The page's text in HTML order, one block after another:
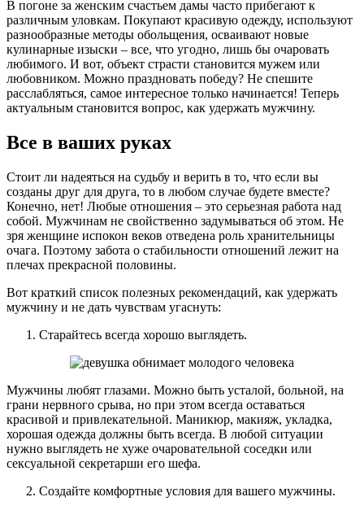
В погоне за женским счастьем дамы часто прибегают к
различным уловкам. Покупают красивую одежду, используют
разнообразные методы обольщения, осваивают новые
кулинарные изыски – все, что угодно, лишь бы очаровать
любимого. И вот, объект страсти становится мужем или
любовником. Можно праздновать победу? Не спешите
расслабляться, самое интересное только начинается! Теперь
актуальным становится вопрос, как удержать мужчину.
Все в ваших руках
Стоит ли надеяться на судьбу и верить в то, что если вы
созданы друг для друга, то в любом случае будете вместе?
Конечно, нет! Любые отношения – это серьезная работа над
собой. Мужчинам не свойственно задумываться об этом. Не
зря женщине испокон веков отведена роль хранительницы
очага. Поэтому забота о стабильности отношений лежит на
плечах прекрасной половины.
Вот краткий список полезных рекомендаций, как удержать
мужчину и не дать чувствам угаснуть:
Старайтесь всегда хорошо выглядеть.
Мужчины любят глазами. Можно быть усталой, больной, на
грани нервного срыва, но при этом всегда оставаться
красивой и привлекательной. Маникюр, макияж, укладка,
хорошая одежда должны быть всегда. В любой ситуации
нужно выглядеть не хуже очаровательной соседки или
сексуальной секретарши его шефа.
Создайте комфортные условия для вашего мужчины.